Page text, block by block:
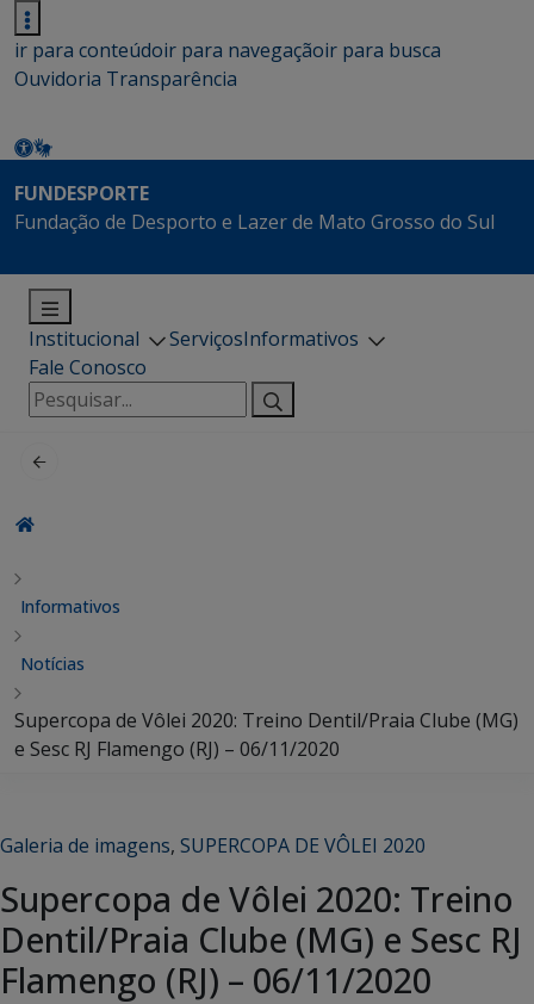
ir para conteúdoir para navegaçãoir para busca
Ouvidoria Transparência
FUNDESPORTE
Fundação de Desporto e Lazer de Mato Grosso do Sul
Institucional ServiçosInformativos
Fale Conosco
Pesquisar
por:
Informativos
Notícias
Supercopa de Vôlei 2020: Treino Dentil/Praia Clube (MG)
e Sesc RJ Flamengo (RJ) – 06/11/2020
Galeria de imagens, SUPERCOPA DE VÔLEI 2020
Supercopa de Vôlei 2020: Treino
Dentil/Praia Clube (MG) e Sesc RJ
Flamengo (RJ) – 06/11/2020